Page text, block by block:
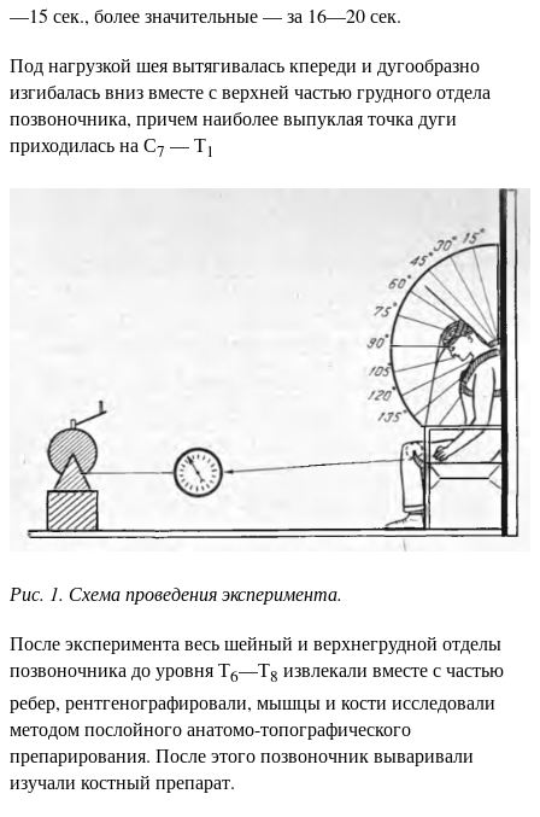
—15 сек., более значительные — за 16—20 сек.
Под нагрузкой шея вытягивалась кпереди и дугообразно
изгибалась вниз вместе с верхней частью грудного отдела
позвоночника, причем наиболее выпуклая точка дуги
приходилась на С7 — Т1
Рис. 1. Схема проведения эксперимента.
После эксперимента весь шейный и верхнегрудной отделы
позвоночника до уровня Т6—Т8 извлекали вместе с частью
ребер, рентгенографировали, мышцы и кости исследовали
методом послойного анатомо-топографического
препарирования. После этого позвоночник вываривали
изучали костный препарат.